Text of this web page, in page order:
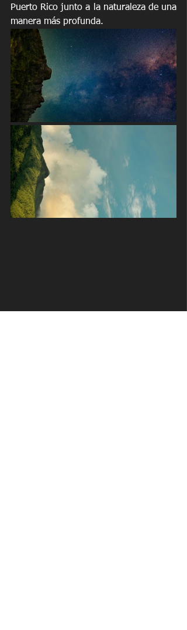
Puerto Rico junto a la naturaleza de una
manera más profunda.